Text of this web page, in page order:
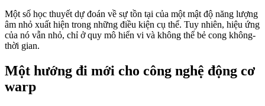
Một số học thuyết dự đoán về sự tồn tại của một mật độ năng lượng
âm nhỏ xuất hiện trong những điều kiện cụ thể. Tuy nhiên, hiệu ứng
của nó vẫn nhỏ, chỉ ở quy mô hiển vi và không thể bẻ cong không-
thời gian.
Một hướng đi mới cho công nghệ động cơ
warp